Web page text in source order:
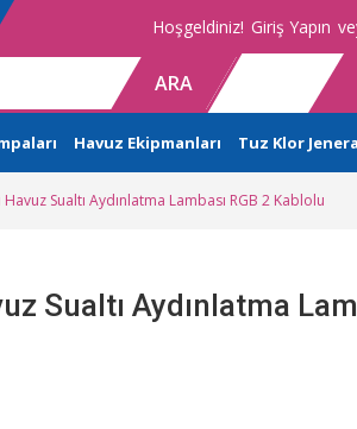
Hoşgeldiniz! Giriş Yapın
ARA
Havuz Ekipmanları Tuz Klor
Havuz Sualtı Aydınlatma Lambası RGB 2 Kablolu
Sualtı Aydınlatma